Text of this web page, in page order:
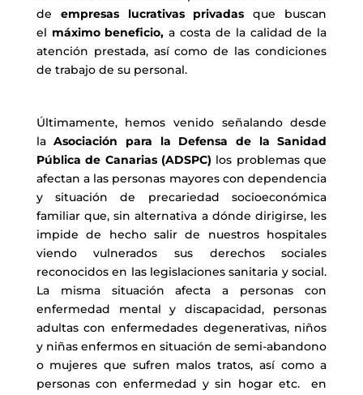
de empresas lucrativas privadasque buscan
el máximo beneficio, a costa de la calidad de la
atención prestada, así como de las condiciones
de trabajo de su personal.
Últimamente, hemos venido señalando desde
laAsociación para la Defensa de la Sanidad
Pública de Canarias (ADSPC) los problemas que
afectan a las personas mayores con dependencia
y situación de precariedad socioeconómica
familiar que, sin alternativa a dónde dirigirse, les
impide de hecho salir de nuestros hospitales
viendo vulnerados sus derechos sociales
reconocidos en las legislaciones sanitaria y social.
La misma situación afecta a personas con
enfermedad mental y discapacidad, personas
adultas con enfermedades degenerativas, niños
y niñas enfermos en situación de semi-abandono
o mujeres que sufren malos tratos, así como a
personas con enfermedad y sin hogar etc. en